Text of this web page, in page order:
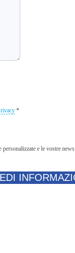
*
e le vostre news